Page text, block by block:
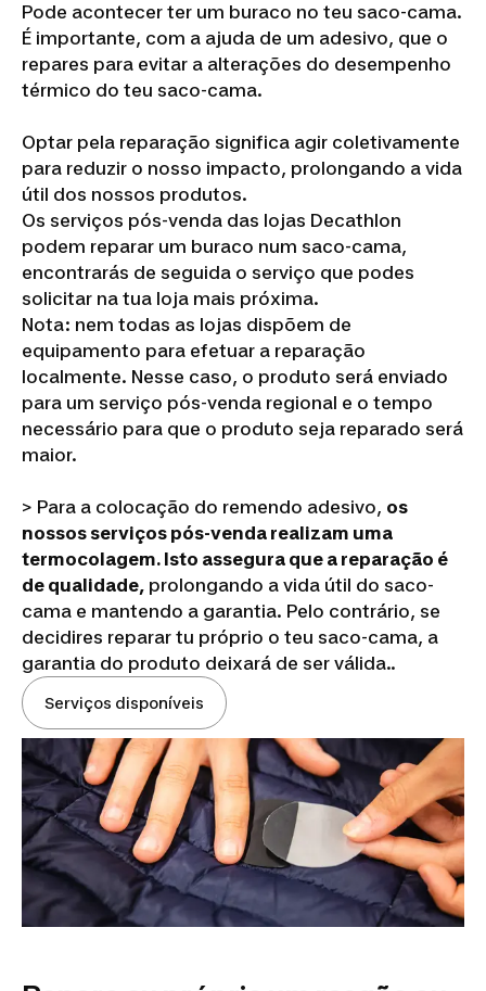
Pode acontecer ter um buraco no teu saco-cama.
É importante, com a ajuda de um adesivo, que o
repares para evitar a alterações do desempenho
térmico do teu saco-cama.
Optar pela reparação significa agir coletivamente
para reduzir o nosso impacto, prolongando a vida
útil dos nossos produtos.
Os serviços pós-venda das lojas Decathlon
podem reparar um buraco num saco-cama,
encontrarás de seguida o serviço que podes
solicitar na tua loja mais próxima.
Nota: nem todas as lojas dispõem de
equipamento para efetuar a reparação
localmente. Nesse caso, o produto será enviado
para um serviço pós-venda regional e o tempo
necessário para que o produto seja reparado será
maior.
> Para a colocação do remendo adesivo, os
nossos serviços pós-venda realizam uma
termocolagem. Isto assegura que a reparação é
de qualidade, prolongando a vida útil do saco-
cama e mantendo a garantia. Pelo contrário, se
decidires reparar tu próprio o teu saco-cama, a
garantia do produto deixará de ser válida..
Serviços disponíveis